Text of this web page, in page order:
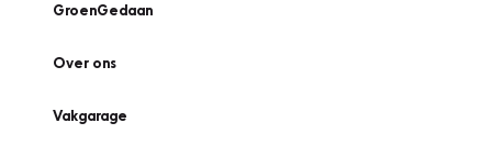
GroenGedaan
Over ons
Vakgarage